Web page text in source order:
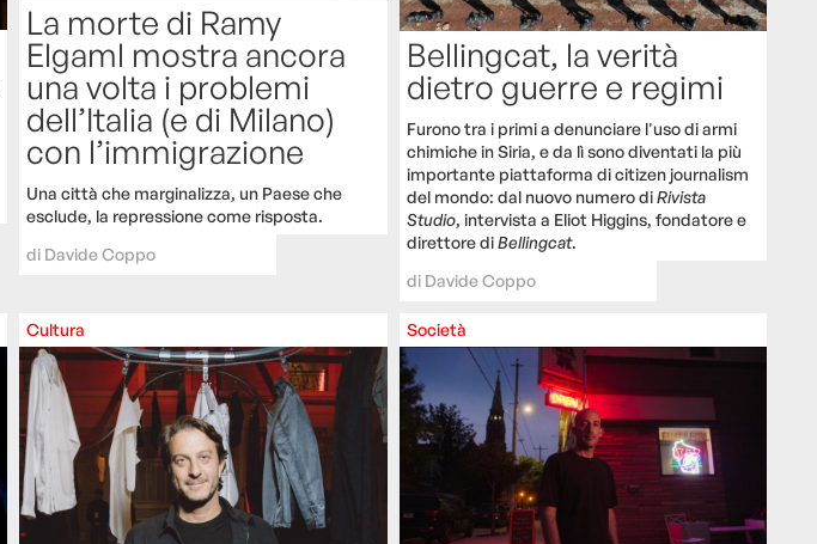
La morte di Ramy
Elgaml mostra ancora
una volta i problemi
dell’Italia (e di Milano)
con l’immigrazione
Una città che marginalizza, un Paese che
esclude, la repressione come risposta.
di Davide Coppo
Bellingcat, la verità
dietro guerre e regimi
Furono tra i primi a denunciare l'uso di armi
chimiche in Siria, e da lì sono diventati la più
importante piattaforma di citizen journalism
del mondo: dal nuovo numero diRivista
Studio, intervista a Eliot Higgins, fondatore e
direttore diBellingcat.
di Davide Coppo
Cultura Società